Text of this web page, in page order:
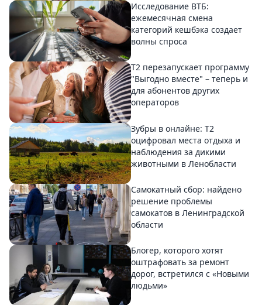
Исследование ВТБ:
ежемесячная смена
категорий кешбэка создает
волны спроса
Т2 перезапускает программу
"Выгодно вместе" – теперь и
для абонентов других
операторов
Зубры в онлайне: Т2
оцифровал места отдыха и
наблюдения за дикими
животными в Ленобласти
Самокатный сбор: найдено
решение проблемы
самокатов в Ленинградской
области
Блогер, которого хотят
оштрафовать за ремонт
дорог, встретился с «Новыми
людьми»